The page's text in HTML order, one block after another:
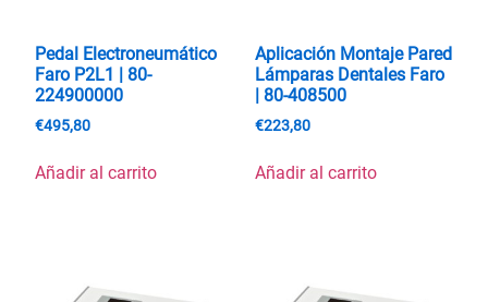
Pedal Electroneumático
Faro P2L1 | 80-
224900000
€495,80
Añadir al carrito
Aplicación Montaje Pared
Lámparas Dentales Faro
| 80-408500
€223,80
Añadir al carrito